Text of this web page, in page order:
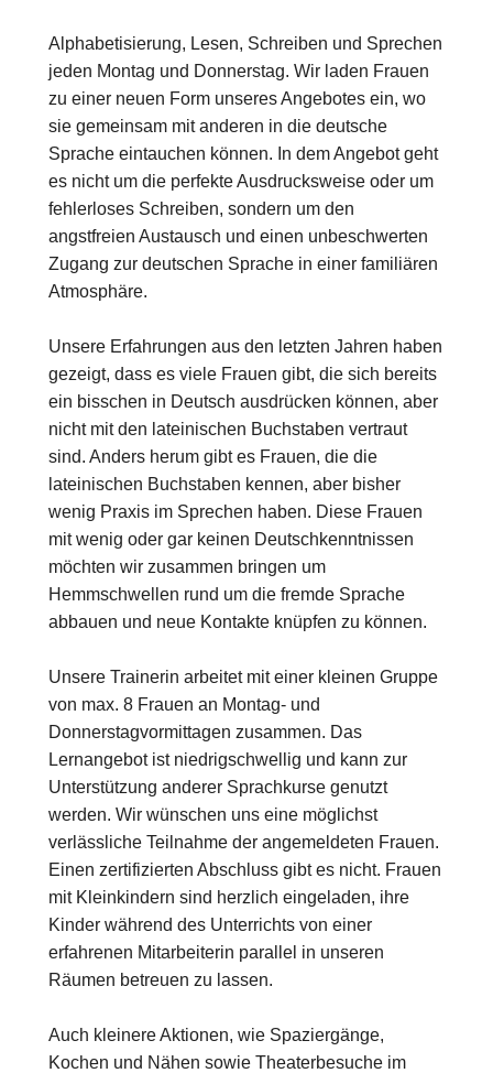
Alphabetisierung, Lesen, Schreiben und Sprechen
jeden Montag und Donnerstag. Wir laden Frauen
zu einer neuen Form unseres Angebotes ein, wo
sie gemeinsam mit anderen in die deutsche
Sprache eintauchen können. In dem Angebot geht
es nicht um die perfekte Ausdrucksweise oder um
fehlerloses Schreiben, sondern um den
angstfreien Austausch und einen unbeschwerten
Zugang zur deutschen Sprache in einer familiären
Atmosphäre.
Unsere Erfahrungen aus den letzten Jahren haben
gezeigt, dass es viele Frauen gibt, die sich bereits
ein bisschen in Deutsch ausdrücken können, aber
nicht mit den lateinischen Buchstaben vertraut
sind. Anders herum gibt es Frauen, die die
lateinischen Buchstaben kennen, aber bisher
wenig Praxis im Sprechen haben. Diese Frauen
mit wenig oder gar keinen Deutschkenntnissen
möchten wir zusammen bringen um
Hemmschwellen rund um die fremde Sprache
abbauen und neue Kontakte knüpfen zu können.
Unsere Trainerin arbeitet mit einer kleinen Gruppe
von max. 8 Frauen an Montag- und
Donnerstagvormittagen zusammen. Das
Lernangebot ist niedrigschwellig und kann zur
Unterstützung anderer Sprachkurse genutzt
werden. Wir wünschen uns eine möglichst
verlässliche Teilnahme der angemeldeten Frauen.
Einen zertifizierten Abschluss gibt es nicht. Frauen
mit Kleinkindern sind herzlich eingeladen, ihre
Kinder während des Unterrichts von einer
erfahrenen Mitarbeiterin parallel in unseren
Räumen betreuen zu lassen.
Auch kleinere Aktionen, wie Spaziergänge,
Kochen und Nähen sowie Theaterbesuche im